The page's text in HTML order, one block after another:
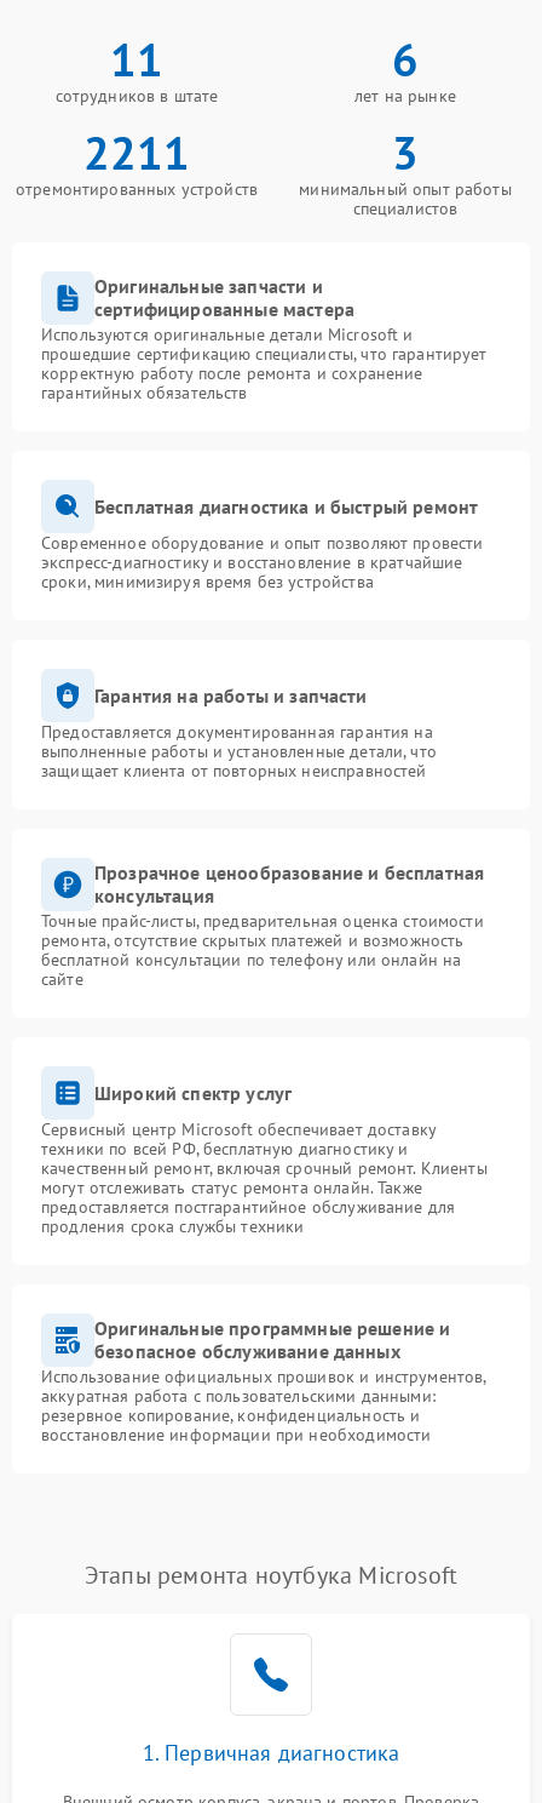
11
сотрудников в штате
6
лет на рынке
2211
отремонтированных устройств
3
минимальный опыт работы
специалистов
Оригинальные запчасти и
сертифицированные мастера
Используются оригинальные детали Microsoft и
прошедшие сертификацию специалисты, что гарантирует
корректную работу после ремонта и сохранение
гарантийных обязательств
Бесплатная диагностика и быстрый ремонт
Современное оборудование и опыт позволяют провести
экспресс-диагностику и восстановление в кратчайшие
сроки, минимизируя время без устройства
Гарантия на работы и запчасти
Предоставляется документированная гарантия на
выполненные работы и установленные детали, что
защищает клиента от повторных неисправностей
Прозрачное ценообразование и бесплатная
консультация
Точные прайс-листы, предварительная оценка стоимости
ремонта, отсутствие скрытых платежей и возможность
бесплатной консультации по телефону или онлайн на
сайте
Широкий спектр услуг
Сервисный центр Microsoft обеспечивает доставку
техники по всей РФ, бесплатную диагностику и
качественный ремонт, включая срочный ремонт. Клиенты
могут отслеживать статус ремонта онлайн. Также
предоставляется постгарантийное обслуживание для
продления срока службы техники
Оригинальные программные решение и
безопасное обслуживание данных
Использование официальных прошивок и инструментов,
аккуратная работа с пользовательскими данными:
резервное копирование, конфиденциальность и
восстановление информации при необходимости
Этапы ремонта ноутбука Microsoft
1. Первичная диагностика